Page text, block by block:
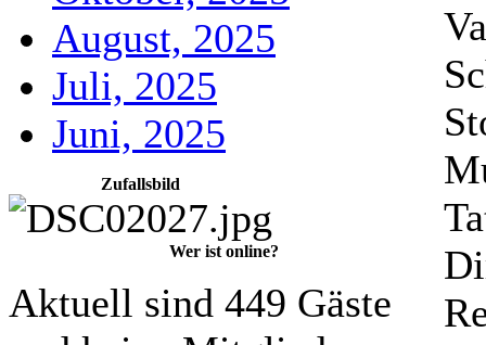
August, 2025
Juli, 2025
Juni, 2025
Zufallsbild
Wer ist online?
Aktuell sind 449 Gäste